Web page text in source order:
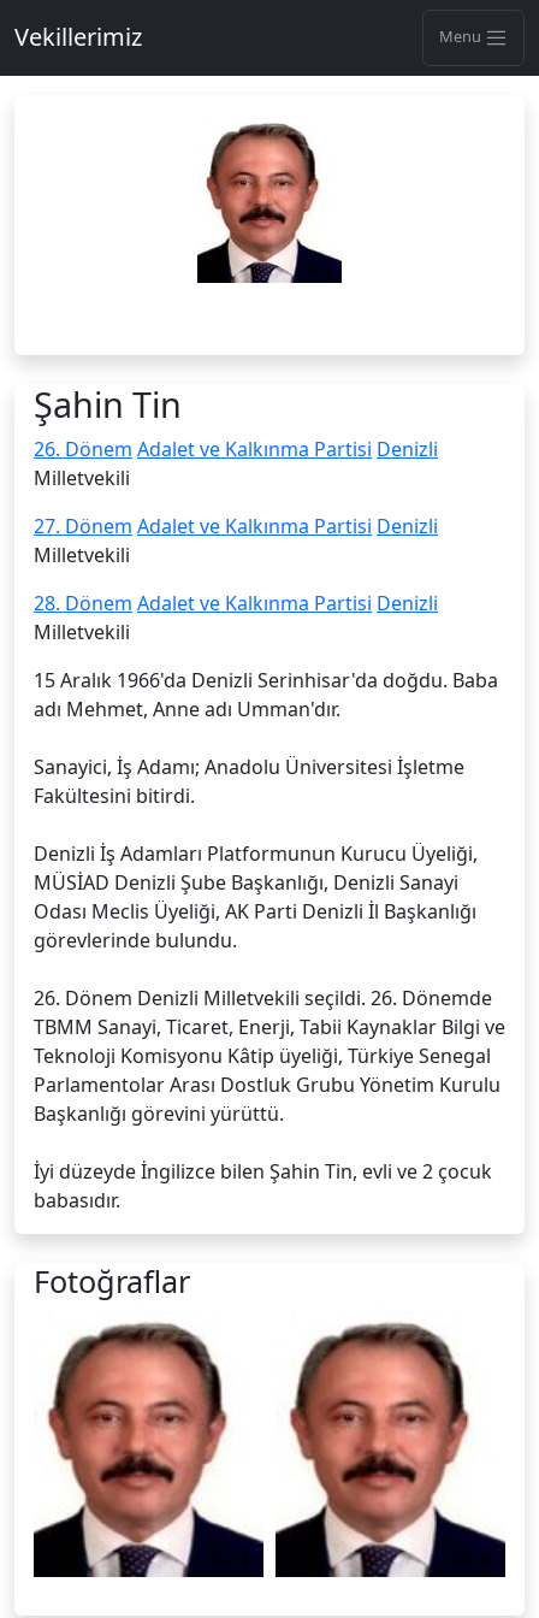
Vekillerimiz Menu
Şahin Tin
26. Dönem Adalet ve Kalkınma Partisi Denizli
Milletvekili
27. Dönem Adalet ve Kalkınma Partisi Denizli
Milletvekili
28. Dönem Adalet ve Kalkınma Partisi Denizli
Milletvekili
15 Aralık 1966'da Denizli Serinhisar'da doğdu. Baba
adı Mehmet, Anne adı Umman'dır.
Sanayici, İş Adamı; Anadolu Üniversitesi İşletme
Fakültesini bitirdi.
Denizli İş Adamları Platformunun Kurucu Üyeliği,
MÜSİAD Denizli Şube Başkanlığı, Denizli Sanayi
Odası Meclis Üyeliği, AK Parti Denizli İl Başkanlığı
görevlerinde bulundu.
26. Dönem Denizli Milletvekili seçildi. 26. Dönemde
TBMM Sanayi, Ticaret, Enerji, Tabii Kaynaklar Bilgi ve
Teknoloji Komisyonu Kâtip üyeliği, Türkiye Senegal
Parlamentolar Arası Dostluk Grubu Yönetim Kurulu
Başkanlığı görevini yürüttü.
İyi düzeyde İngilizce bilen Şahin Tin, evli ve 2 çocuk
babasıdır.
Fotoğraflar